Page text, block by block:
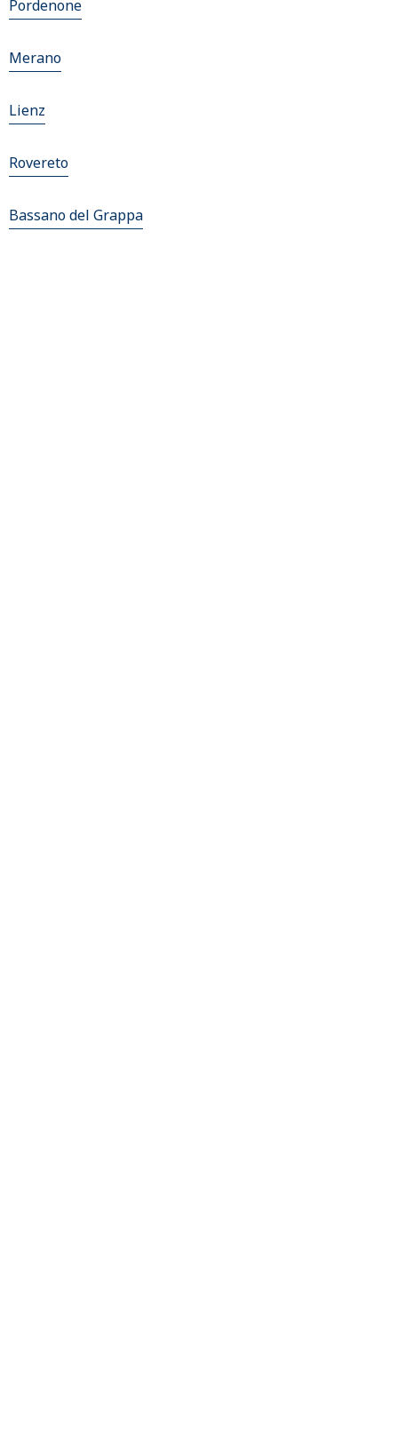
Pordenone
Merano
Lienz
Rovereto
Bassano del Grappa